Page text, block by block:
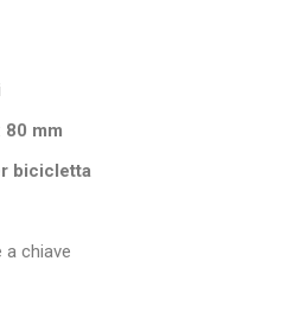
80 mm
bicicletta
a chiave